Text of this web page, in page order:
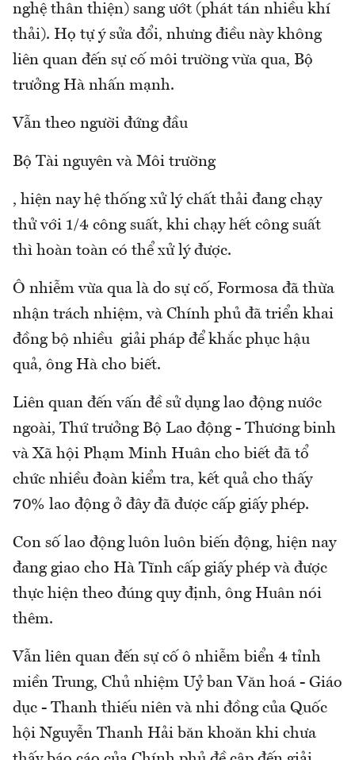
nghệ thân thiện) sang ướt (phát tán nhiều khí
thải). Họ tự ý sửa đổi, nhưng điều này không
liên quan đến sự cố môi trường vừa qua, Bộ
trưởng Hà nhấn mạnh.
Vẫn theo người đứng đầu
Bộ Tài nguyên và Môi trường
, hiện nay hệ thống xử lý chất thải đang chạy
thử với 1/4 công suất, khi chạy hết công suất
thì hoàn toàn có thể xử lý được.
Ô nhiễm vừa qua là do sự cố, Formosa đã thừa
nhận trách nhiệm, và Chính phủ đã triển khai
đồng bộ nhiều giải pháp để khắc phục hậu
quả, ông Hà cho biết.
Liên quan đến vấn đề sử dụng lao động nước
ngoài, Thứ trưởng Bộ Lao động - Thương binh
và Xã hội Phạm Minh Huân cho biết đã tổ
chức nhiều đoàn kiểm tra, kết quả cho thấy
70% lao động ở đây đã được cấp giấy phép.
Con số lao động luôn luôn biến động, hiện nay
đang giao cho Hà Tĩnh cấp giấy phép và được
thực hiện theo đúng quy định, ông Huân nói
thêm.
Vẫn liên quan đến sự cố ô nhiễm biển 4 tỉnh
miền Trung, Chủ nhiệm Uỷ ban Văn hoá - Giáo
dục - Thanh thiếu niên và nhi đồng của Quốc
hội Nguyễn Thanh Hải băn khoăn khi chưa